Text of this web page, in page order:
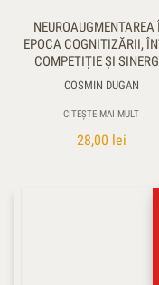
NEUROAUGMENTAREA
EPOCA COGNITIZĂRII,
COMPETIȚIE ȘI
COSMIN DUGAN
CITEȘTE MAI MULT
28,00 lei